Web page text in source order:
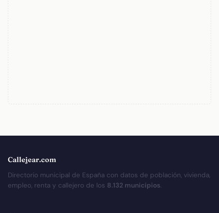
Callejear.com
Directorio municipal de España con datos de población, vivienda,
empleo, renta y callejero de los 8.132 municipios.